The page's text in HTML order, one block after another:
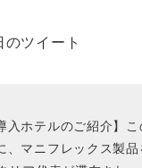
ツイート
入ホテルのご紹介】
、マニフレックス製